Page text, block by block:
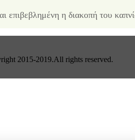
επιβεβλημένη η διακοπή του
2015-2019.All rights reserved.